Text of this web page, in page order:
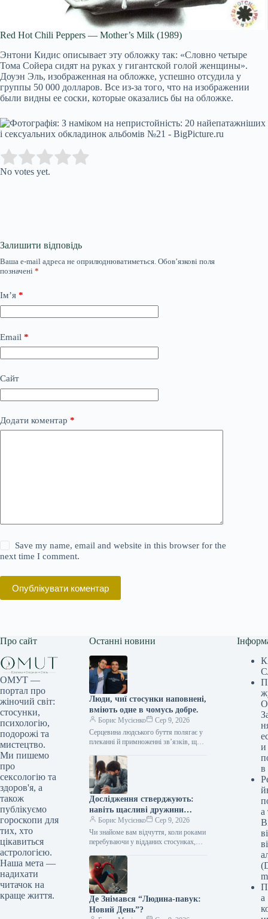
Red Hot Chili Peppers — Mother’s Milk (1989)
Энтони Кидис описывает эту обложку так: «Словно четыре
Тома Сойера сидят на руках у гигантской голой женщины».
Доуэн Эль, изображенная на обложке, успешно отсудила у
группы 50 000 долларов. Все из-за того, что на изображении
были видны ее соски, которые оказались бы на обложке.
Rate this item:
No votes yet.
Залишити відповідь
Ваша e-mail адреса не оприлюднюватиметься. Обов’язкові поля
позначені *
Ім’я *
Email *
Сайт
Додати коментар *
Save my name, email and website in this browser for the
next time I comment.
Опублікувати коментар
Про сайт
ОМУТ —
портал про
жіночий світ:
стосунки,
психологію,
подорожі та
мистецтво.
Ми пишемо
про
сексологію та
здоров'я, а
також
публікуємо
гороскопи для
тих, хто
цікавиться
астрологією.
Наша мета —
надихати
читачок на
краще життя.
Останні новини
Люди, чиї стосунки наповнені,
вміють одне в чомусь добре.
Борис Мусієнко
Сер 9, 2026
Серцевина людського буття полягає у
плеканні й примноженні зв’язків, що
родиною, друзями, коханими –…
Дослідження стверджують:
навіть щасливі дружини
прагнуть зради після певних
подій.
Борис Мусієнко
Сер 9, 2026
Чи знайоме вам відчуття, коли роками
перебуваючи у відданих стосунках,
пристрасть вже не та”? Визнати це…
Де Знімався “Людина-павук:
Новий День”?
и
в
а
а